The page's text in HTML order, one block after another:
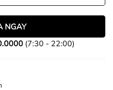
NGAY
(7:30 - 22:00)